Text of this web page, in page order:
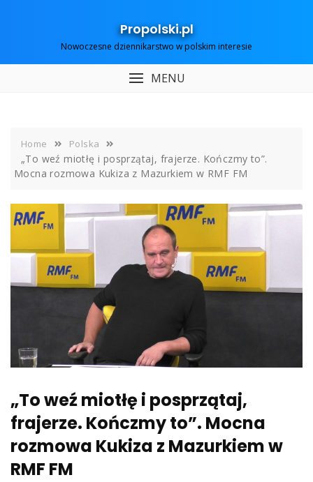
Propolski.pl
Nowoczesne dziennikarstwo w polskim interesie
MENU
Home Polska
„To weź miotłę i posprzątaj, frajerze. Kończmy to”.
Mocna rozmowa Kukiza z Mazurkiem w RMF FM
„To weź miotłę i posprzątaj,
frajerze. Kończmy to”. Mocna
rozmowa Kukiza z Mazurkiem w
RMF FM